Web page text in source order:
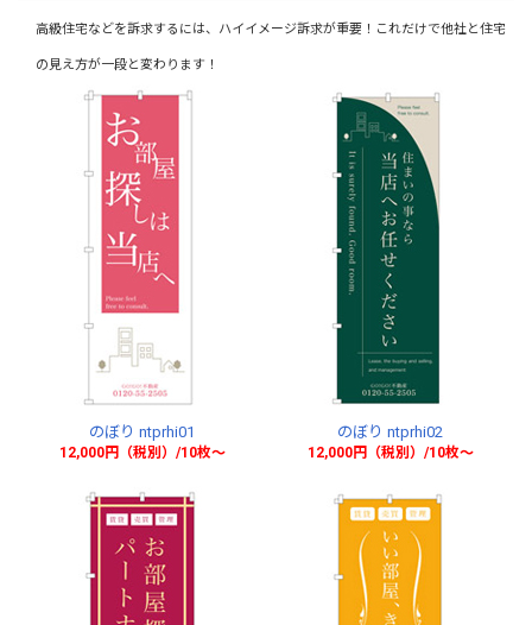
高級住宅などを訴求するには、ハイイメージ訴求が重要！これだけで他社と住宅
の見え方が一段と変わります！
のぼり ntprhi01
12,000円（税別）/10枚〜
のぼり ntprhi02
12,000円（税別）/10枚〜